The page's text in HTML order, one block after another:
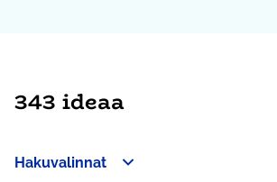
343 ideaa
Hakuvalinnat